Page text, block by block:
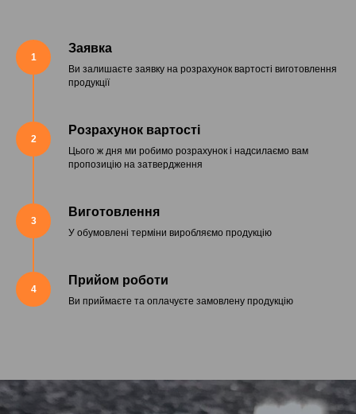
1
Заявка
Ви залишаєте заявку на розрахунок вартості виготовлення
продукції
2
Розрахунок вартості
Цього ж дня ми робимо розрахунок і надсилаємо вам
пропозицію на затвердження
3
Виготовлення
У обумовлені терміни виробляємо продукцію
4
Прийом роботи
Ви приймаєте та оплачуєте замовлену продукцію